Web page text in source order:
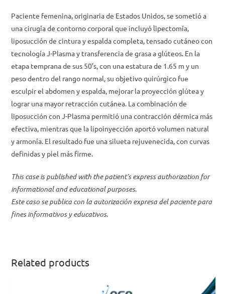
Paciente femenina, originaria de Estados Unidos, se sometió a
una cirugía de contorno corporal que incluyó lipectomía,
liposucción de cintura y espalda completa, tensado cutáneo con
tecnología J-Plasma y transferencia de grasa a glúteos. En la
etapa temprana de sus 50’s, con una estatura de 1.65 m y un
peso dentro del rango normal, su objetivo quirúrgico fue
esculpir el abdomen y espalda, mejorar la proyección glútea y
lograr una mayor retracción cutánea. La combinación de
liposucción con J-Plasma permitió una contracción dérmica más
efectiva, mientras que la lipoinyección aportó volumen natural
y armonía. El resultado fue una silueta rejuvenecida, con curvas
definidas y piel más firme.
This case is published with the patient’s express authorization for
informational and educational purposes.
Este caso se publica con la autorización expresa del paciente para
fines informativos y educativos.
Related products